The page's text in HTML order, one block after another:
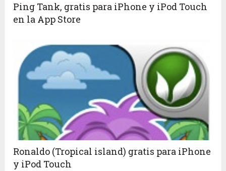
Ping Tank, gratis para iPhone y iPod Touch
en la App Store
Ronaldo (Tropical island) gratis para iPhone
y iPod Touch